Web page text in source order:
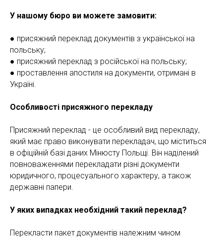
У нашому бюро ви можете замовити:
● присяжний переклад документів з української на
польську;
● присяжний переклад з російської на польську;
● проставлення апостиля на документи, отримані в
Україні.
Особливості присяжного перекладу
Присяжний переклад - це особливий вид перекладу,
який має право виконувати перекладач, що міститься
в офіційній базі даних Мінюсту Польщі. Він наділений
повноваженнями перекладати різні документи
юридичного, процесуального характеру, а також
державні папери.
У яких випадках необхідний такий переклад?
Перекласти пакет документів належним чином